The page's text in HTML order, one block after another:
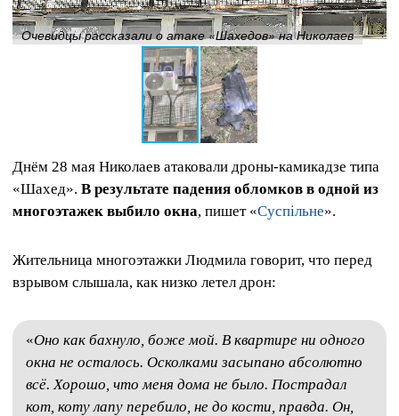
Очевидцы рассказали о атаке «Шахедов» на Николаев
Днём 28 мая Николаев атаковали дроны-камикадзе типа
«Шахед». В результате падения обломков в одной из
многоэтажек выбило окна, пишет «Суспільне».
Жительница многоэтажки Людмила говорит, что перед
взрывом слышала, как низко летел дрон:
«Оно как бахнуло, боже мой. В квартире ни одного
окна не осталось. Осколками засыпано абсолютно
всё. Хорошо, что меня дома не было. Пострадал
кот, коту лапу перебило, не до кости, правда. Он,